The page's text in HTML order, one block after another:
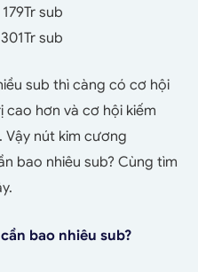
sub
sub
sub thì càng có cơ hội
hơn và cơ hội kiếm
Vậy nút kim cương
bao nhiêu sub? Cùng tìm
bao nhiêu sub?